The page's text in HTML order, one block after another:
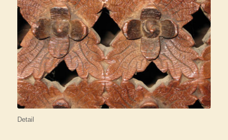
Detail